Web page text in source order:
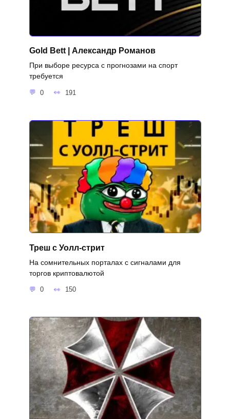
Gold Bett | Александр Романов
При выборе ресурса с прогнозами на спорт
требуется
0 191
Треш с Уолл-стрит
На сомнительных порталах с сигналами для
торгов криптовалютой
0 150